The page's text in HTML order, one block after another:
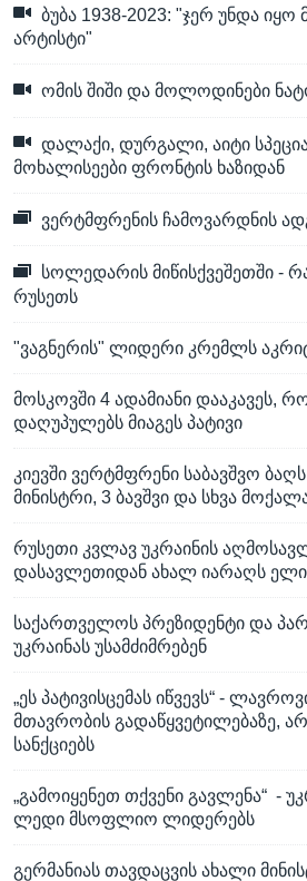
ბუბა 1938-2023: "ჯერ უნდა
არტისტი"
ომის შიში და მოლოდინები
დალაქი, დურგალი, აიტი
მოხალისეები ფრონტის ხაზიდან
ვერტმფრენის ჩამოვარდნის
სოლედარის მიწისქვეშეთში -
რუსეთს
"ვაგნერის" ლიდერი კრემლს
მოსკოვში 4 ადამიანი დააკავეს,
დაღუპულებს მიაგეს პატივი
კიევში ვერტმფრენი საბავშვო
მინისტრი, 3 ბავშვი და სხვა
რუსეთი კვლავ უკრაინის
დასავლეთიდან ახალ იარაღს
საქართველოს პრეზიდენტი და
უკრაინას უსამძიმრებენ
„ეს პატივისცემას იწვევს“ -
მთავრობის გადაწყვეტილებაზე,
სანქციებს
„გამოიყენეთ თქვენი გავლენა“ -
ლედი მსოფლიო ლიდერებს
გერმანიას თავდაცვის ახალი